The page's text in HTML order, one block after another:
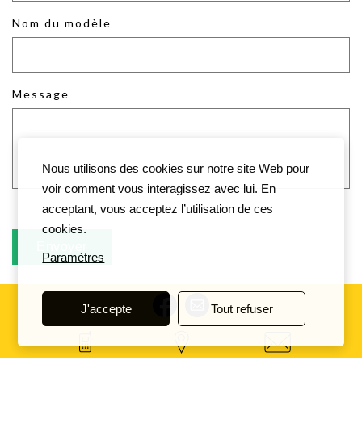
Nom du modèle
Message
Nous utilisons des cookies sur notre site Web pour
voir comment vous interagissez avec lui. En
acceptant, vous acceptez l’utilisation de ces
cookies.
Paramètres
J'accepte Tout refuser